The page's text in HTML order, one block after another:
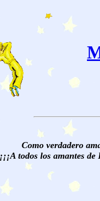
Como verdadero
¡¡¡A todos los amantes